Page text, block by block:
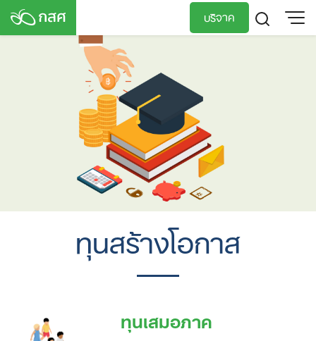
Skip
บริจาค
ทุนสร้างโอกาส
ทุนเสมอภาค